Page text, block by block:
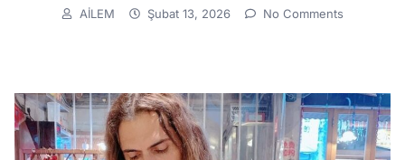
AİLEM Şubat 13, 2026 No Comments